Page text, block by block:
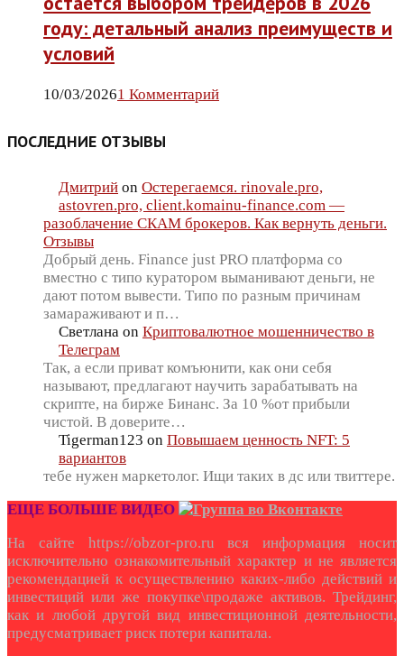
году: детальный анализ преимуществ и
условий
10/03/20261 Комментарий
ПОСЛЕДНИЕ ОТЗЫВЫ
Дмитрий on Остерегаемся. rinovale.pro,
astovren.pro, client.komainu-finance.com —
разоблачение СКАМ брокеров. Как вернуть деньги.
Отзывы
Добрый день. Finance just PRO платформа со
вместно с типо куратором выманивают деньги, не
дают потом вывести. Типо по разным причинам
замараживают и п…
Светлана on Криптовалютное мошенничество в
Телеграм
Так, а если приват комъюнити, как они себя
называют, предлагают научить зарабатывать на
скрипте, на бирже Бинанс. За 10 %от прибыли
чистой. В доверите…
Tigerman123 on Повышаем ценность NFT: 5
вариантов
тебе нужен маркетолог. Ищи таких в дс или твиттере.
ЕЩЕ БОЛЬШЕ ВИДЕО
На сайте https://obzor-pro.ru вся информация носит
исключительно ознакомительный характер и не является
рекомендацией к осуществлению каких-либо действий и
инвестиций или же покупке\продаже активов. Трейдинг,
как и любой другой вид инвестиционной деятельности,
предусматривает риск потери капитала.